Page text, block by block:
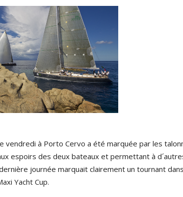
vendredi à Porto Cervo a été marquée par les
espoirs des deux bateaux et permettant à
journée marquait clairement un tournant
Yacht Cup.